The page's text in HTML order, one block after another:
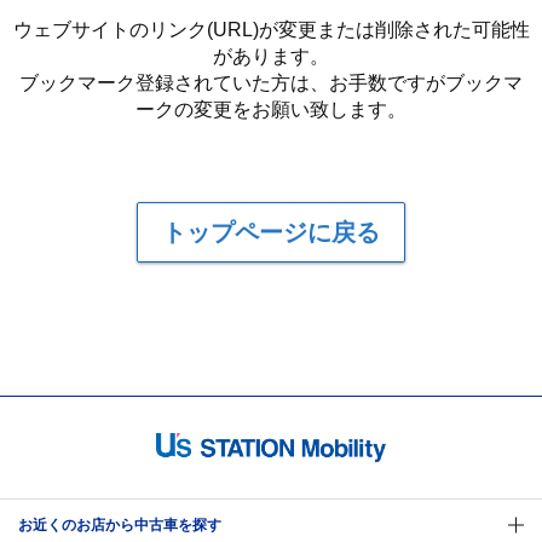
ウェブサイトのリンク(URL)が変更または削除された可能性
があります。
ブックマーク登録されていた方は、お手数ですがブックマ
ークの変更をお願い致します。
トップページに戻る
お近くのお店から中古車を探す